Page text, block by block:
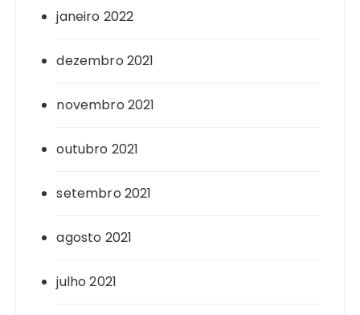
janeiro 2022
dezembro 2021
novembro 2021
outubro 2021
setembro 2021
agosto 2021
julho 2021